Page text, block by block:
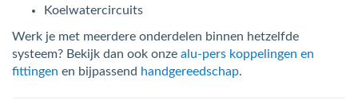
Koelwatercircuits
Werk je met meerdere onderdelen binnen hetzelfde
systeem? Bekijk dan ook onze alu-pers koppelingen en
fittingen en bijpassend handgereedschap.